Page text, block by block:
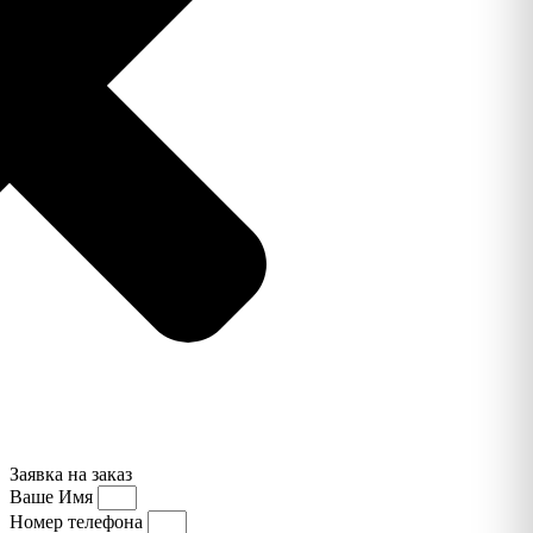
Заявка на заказ
Ваше Имя
Номер телефона